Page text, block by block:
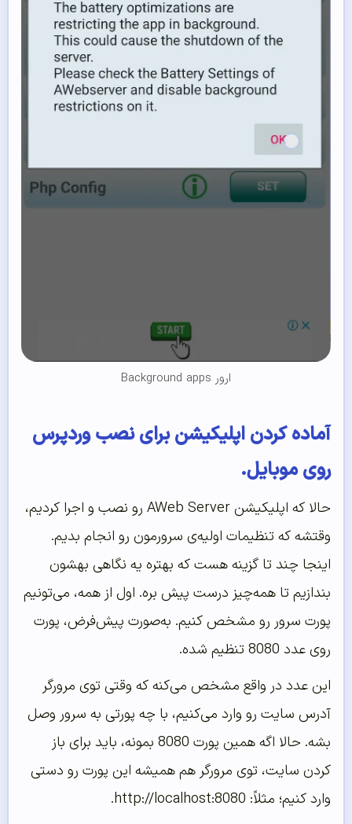
ارور Background apps
آماده کردن اپلیکیشن برای نصب وردپرس
روی موبایل.
حالا که اپلیکیشن AWeb Server رو نصب و اجرا کردیم،
وقتشه که تنظیمات اولیه‌ی سرورمون رو انجام بدیم.
اینجا چند تا گزینه هست که بهتره یه نگاهی بهشون
بندازیم تا همه‌چیز درست پیش بره. اول از همه، می‌تونیم
پورت سرور رو مشخص کنیم. به‌صورت پیش‌فرض، پورت
روی عدد 8080 تنظیم شده.
این عدد در واقع مشخص می‌کنه که وقتی توی مرورگر
آدرس سایت رو وارد می‌کنیم، با چه پورتی به سرور وصل
بشه. حالا اگه همین پورت 8080 بمونه، باید برای باز
کردن سایت، توی مرورگر هم همیشه این پورت رو دستی
وارد کنیم؛ مثلاً: http://localhost:8080.